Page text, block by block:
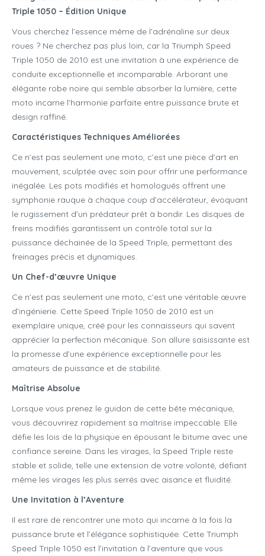
Triple 1050 – Édition Unique
Vous cherchez l’essence même de l’adrénaline sur deux
roues ? Ne cherchez pas plus loin, car la Triumph Speed
Triple 1050 de 2010 est une invitation à une expérience de
conduite exceptionnelle et incomparable. Arborant une
élégante robe noire qui semble absorber la lumière, cette
moto incarne l’harmonie parfaite entre puissance brute et
design raffiné.
Caractéristiques Techniques Améliorées
Ce n’est pas seulement une moto, c’est une pièce d’art en
mouvement, sculptée avec soin pour offrir une performance
inégalée. Les pots modifiés et homologués offrent une
symphonie rauque à chaque coup d’accélérateur, évoquant
le rugissement d’un prédateur prêt à bondir. Les disques de
freins modifiés garantissent un contrôle total sur la
puissance déchainée de la Speed Triple, permettant des
freinages précis et dynamiques.
Un Chef-d’œuvre Unique
Ce n’est pas seulement une moto, c’est une véritable œuvre
d’ingénierie. Cette Speed Triple 1050 de 2010 est un
exemplaire unique, créé pour les connaisseurs qui savent
apprécier la perfection mécanique. Son allure saisissante est
la promesse d’une expérience exceptionnelle pour les
amateurs de puissance et de stabilité.
Maîtrise Absolue
Lorsque vous prenez le guidon de cette bête mécanique,
vous découvrirez rapidement sa maîtrise impeccable. Elle
défie les lois de la physique en épousant le bitume avec une
confiance sereine. Dans les virages, la Speed Triple reste
stable et solide, telle une extension de votre volonté, défiant
même les virages les plus serrés avec aisance et fluidité.
Une Invitation à l’Aventure
Il est rare de rencontrer une moto qui incarne à la fois la
puissance brute et l’élégance sophistiquée. Cette Triumph
Speed Triple 1050 est l’invitation à l’aventure que vous